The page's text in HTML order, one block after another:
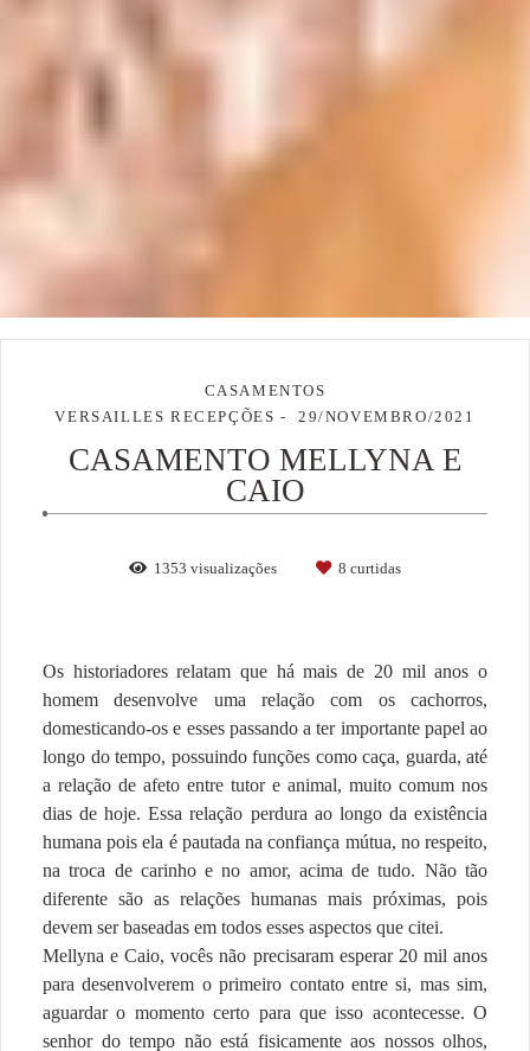
CASAMENTOS
VERSAILLES RECEPÇÕES
29/NOVEMBRO/2021
CASAMENTO MELLYNA E
CAIO
1353 visualizações 8 curtidas
Os historiadores relatam que há mais de 20 mil anos o
homem desenvolve uma relação com os cachorros,
domesticando-os e esses passando a ter importante papel ao
longo do tempo, possuindo funções como caça, guarda, até
a relação de afeto entre tutor e animal, muito comum nos
dias de hoje. Essa relação perdura ao longo da existência
humana pois ela é pautada na confiança mútua, no respeito,
na troca de carinho e no amor, acima de tudo. Não tão
diferente são as relações humanas mais próximas, pois
devem ser baseadas em todos esses aspectos que citei.
Mellyna e Caio, vocês não precisaram esperar 20 mil anos
para desenvolverem o primeiro contato entre si, mas sim,
aguardar o momento certo para que isso acontecesse. O
senhor do tempo não está fisicamente aos nossos olhos,